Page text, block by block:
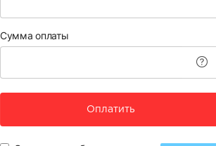
Сумма оплаты
Оплатить